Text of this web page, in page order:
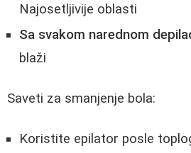
Najosetljivije oblasti
Sa svakom narednom
blaži
Saveti za smanjenje bola:
Koristite epilator posle